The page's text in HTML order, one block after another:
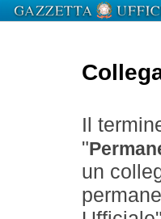
Il
"
un